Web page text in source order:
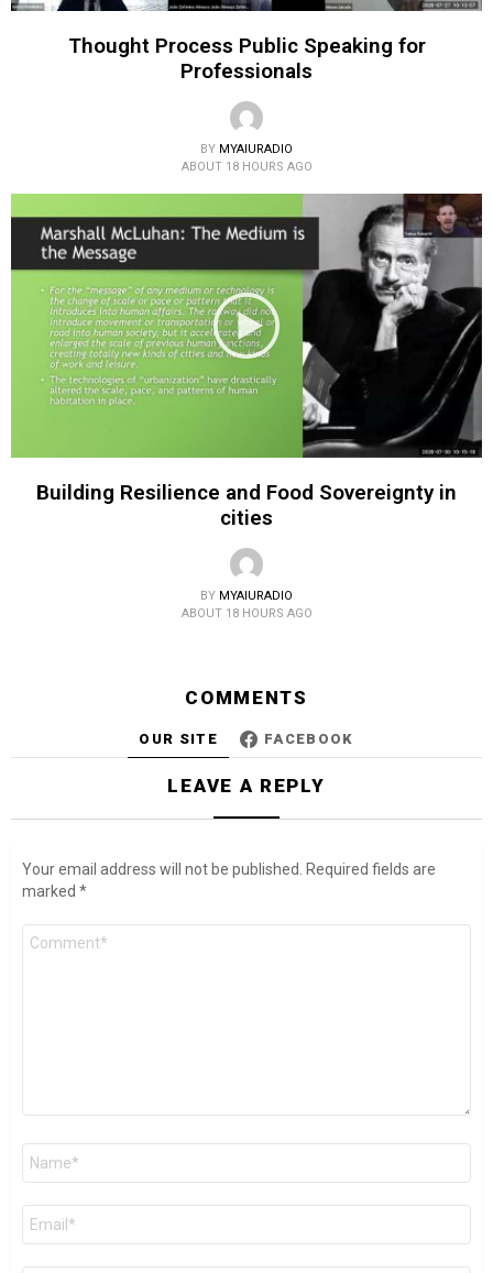
Thought Process Public Speaking for
Professionals
BY MYAIURADIO
ABOUT 18 HOURS AGO
Building Resilience and Food Sovereignty in
cities
BY MYAIURADIO
ABOUT 18 HOURS AGO
COMMENTS
OUR SITE FACEBOOK
LEAVE A REPLY
Your email address will not be published.
Required fields are
marked *